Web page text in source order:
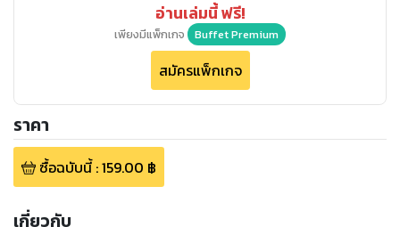
อ่านเล่มนี้ ฟรี!
เพียงมีแพ็กเกจ Buffet Premium
สมัครแพ็กเกจ
ราคา
ซื้อฉบับนี้:159.00 ฿
เกี่ยวกับ